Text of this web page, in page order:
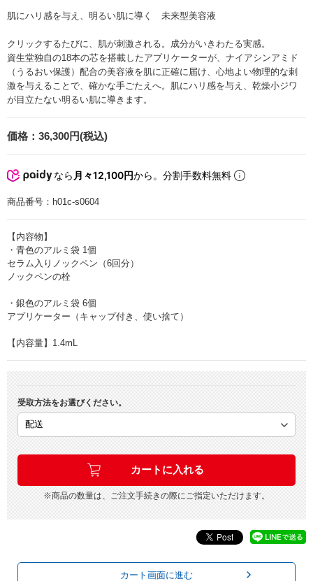
肌にハリ感を与え、明るい肌に導く 未来型美容液
クリックするたびに、肌が刺激される。成分がいきわたる実感。
資生堂独自の18本の芯を搭載したアプリケーターが、ナイアシンアミド
（うるおい保護）配合の美容液を肌に正確に届け、心地よい物理的な刺
激を与えることで、確かな手ごたえへ。肌にハリ感を与え、乾燥小ジワ
が目立たない明るい肌に導きます。
価格： 36,300円(税込)
なら 月々12,100円から。分割手数料無料
商品番号： h01c-s0604
【内容物】
・青色のアルミ袋 1個
セラム入りノックペン（6回分）
ノックペンの栓
・銀色のアルミ袋 6個
アプリケーター（キャップ付き、使い捨て）
【内容量】1.4mL
受取方法をお選びください。
※商品の数量は、ご注文手続きの際にご指定いただけます。
カート画面に進む